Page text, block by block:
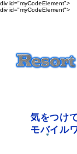
div id="myCodeElement">
div id="myCodeElement">
気をつけ
モバイル